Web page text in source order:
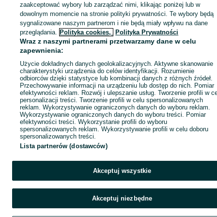
ID:774557759 Wyświetlenia:
zaakceptować wybory lub zarządzać nimi, klikając poniżej lub w
dowolnym momencie na stronie polityki prywatności. Te wybory będą
sygnalizowane naszym partnerom i nie będą miały wpływu na dane
przeglądania. Polityka cookies, Polityka Prywatności
Wraz z naszymi partnerami przetwarzamy dane w celu
zapewnienia:
Użycie dokładnych danych geolokalizacyjnych. Aktywne skanowanie
charakterystyki urządzenia do celów identyfikacji. Rozumienie
odbiorców dzięki statystyce lub kombinacji danych z różnych źródeł.
Przechowywanie informacji na urządzeniu lub dostęp do nich. Pomiar
efektywności reklam. Rozwój i ulepszanie usług. Tworzenie profili w
personalizacji treści. Tworzenie profili w celu spersonalizowanych
reklam. Wykorzystywanie ograniczonych danych do wyboru reklam.
Wykorzystywanie ograniczonych danych do wyboru treści. Pomiar
efektywności treści. Wykorzystanie profili do wyboru
spersonalizowanych reklam. Wykorzystywanie profili w celu doboru
spersonalizowanych treści.
Lista partnerów (dostawców)
Akceptuj wszystkie
Akceptuj niezbędne